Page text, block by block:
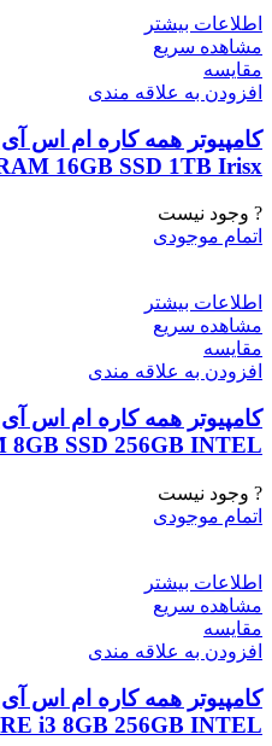
اطلاعات بیشتر
مشاهده سریع
مقایسه
افزودن به علاقه مندی
16GB SSD 1TB Irisx
? وجود نیست
اتمام موجودی
اطلاعات بیشتر
مشاهده سریع
مقایسه
افزودن به علاقه مندی
8GB SSD 256GB INTEL
? وجود نیست
اتمام موجودی
اطلاعات بیشتر
مشاهده سریع
مقایسه
افزودن به علاقه مندی
i3 8GB 256GB INTEL